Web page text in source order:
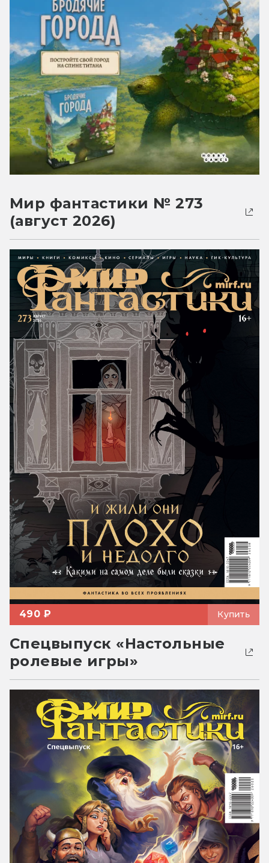
Мир фантастики № 273
(август 2026)
490 ₽ Купить
Спецвыпуск «Настольные
ролевые игры»